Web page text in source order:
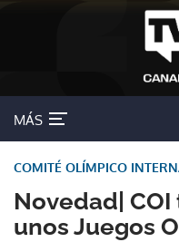
MÁS
Novedad|
unos Juegos
COMITÉ OLÍMPICO